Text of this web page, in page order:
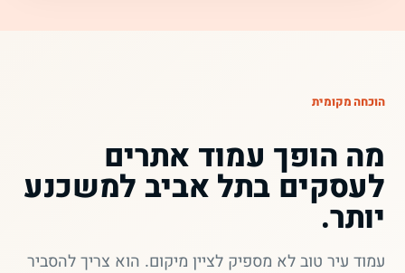
הוכחה מקומית
מה הופך עמוד אתרים
לעסקים בתל אביב למשכנע
יותר.
עמוד עיר טוב לא מספיק לציין מיקום. הוא צריך להסביר